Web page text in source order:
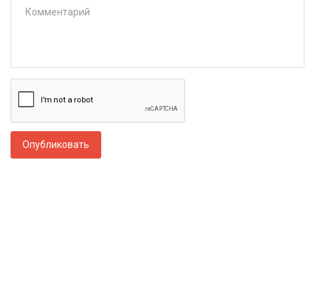
Опубликовать